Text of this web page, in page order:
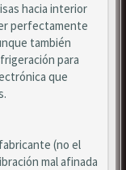
hacia interior
perfectamente
también
para
que
(no el
mal afinada